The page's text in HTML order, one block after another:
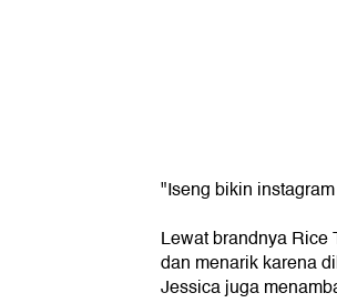
"Iseng bikin
Lewat brandnya Rice
dan menarik karena
Jessica juga